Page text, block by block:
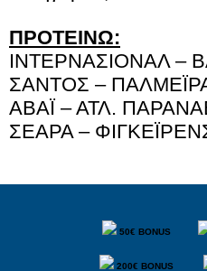
ΠΡΟΤΕΙΝΩ:
ΙΝΤΕΡΝΑΣΙΟΝΑΛ –
ΣΑΝΤΟΣ –
ΑΒΑΪ – ΑΤΛ.
ΣΕΑΡΑ –
50€ BONUS
200€ BONUS